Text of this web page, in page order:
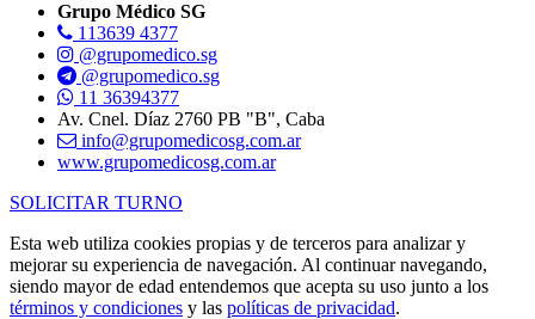
Grupo Médico SG
113639 4377
@grupomedico.sg
@grupomedico.sg
11 36394377
Av. Cnel. Díaz 2760 PB "B", Caba
info@grupomedicosg.com.ar
www.grupomedicosg.com.ar
SOLICITAR TURNO
Esta web utiliza cookies propias y de terceros para analizar y
mejorar su experiencia de navegación. Al continuar navegando,
siendo mayor de edad entendemos que acepta su uso junto a los
términos y condiciones y las políticas de privacidad.